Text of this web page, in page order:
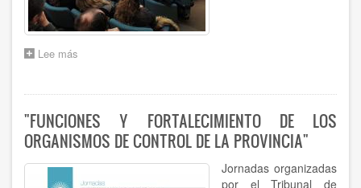
Lee más
"FUNCIONES
Y
FORTALECIMIENTO
DE
DE
"FUNCIONES Y FORTALECIMIENTO DE LOS
ORGANISMOS DE CONTROL DE LA PROVINCIA"
Jornadas organizadas
por el Tribunal de